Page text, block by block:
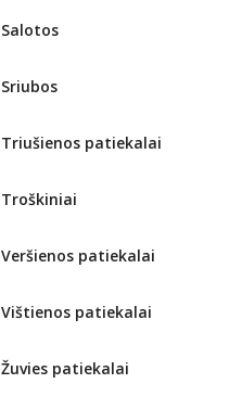
Salotos
Sriubos
Triušienos patiekalai
Troškiniai
Veršienos patiekalai
Vištienos patiekalai
Žuvies patiekalai